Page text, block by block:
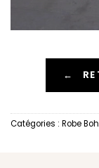
←
Catégories : Robe